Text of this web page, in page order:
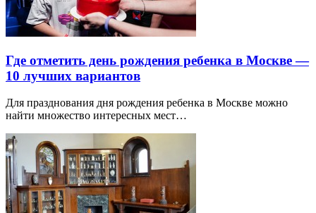
Где отметить день рождения ребенка в Москве —
10 лучших вариантов
Для празднования дня рождения ребенка в Москве можно
найти множество интересных мест…